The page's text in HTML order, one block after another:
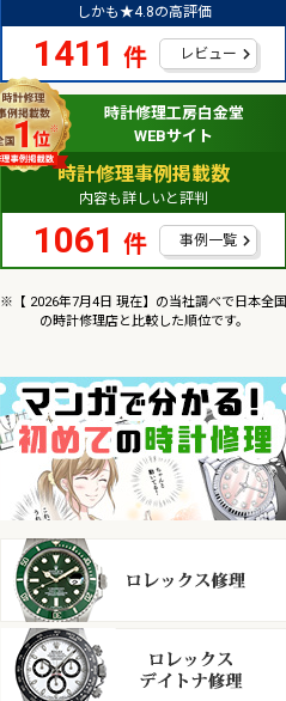
しかも★4.8の高評価
1411 件 レビュー
時計修理工房白金堂
WEBサイト
時計修理事例掲載数
内容も詳しいと評判
1061 件 事例一覧
※【 2026年7月4日 現在】の当社調べで日本全国
の時計修理店と比較した順位です。